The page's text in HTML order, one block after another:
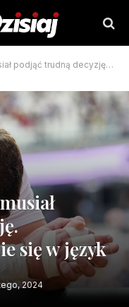
decyzję. Lekkoatleta nie gryzie się w język
się w język
2024